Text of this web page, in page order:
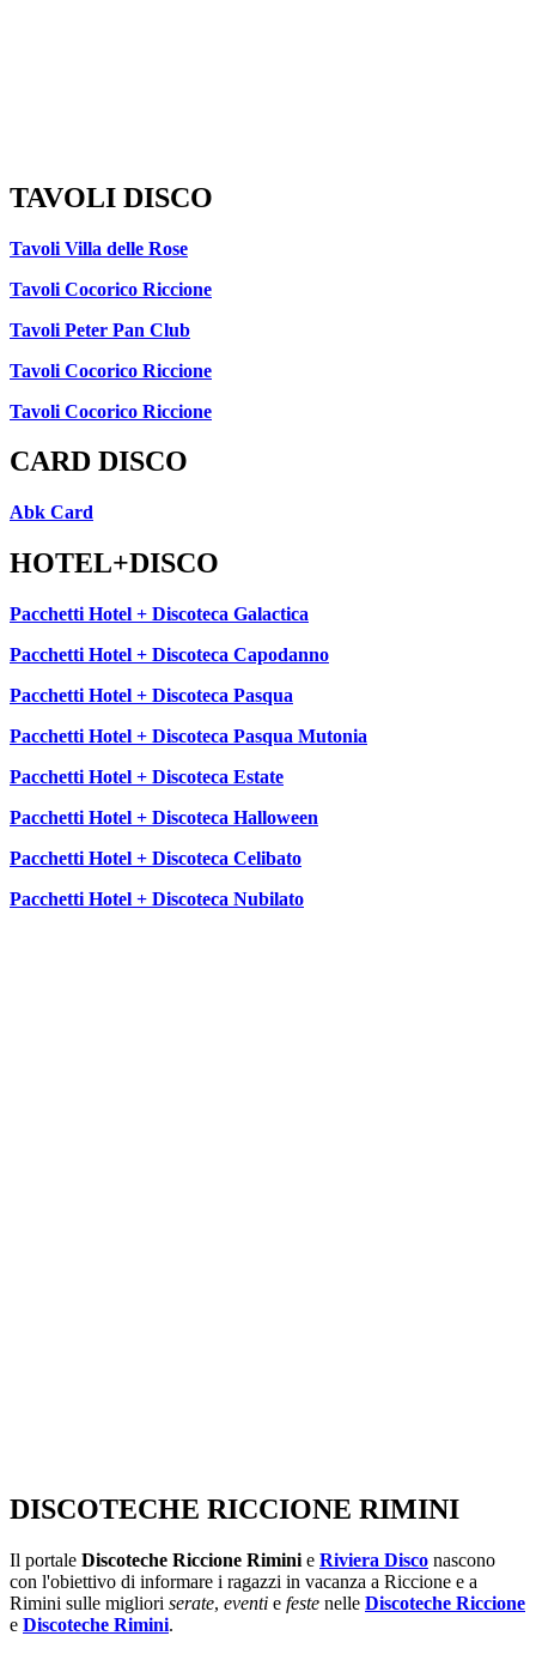
TAVOLI DISCO
Tavoli Villa delle Rose
Tavoli Cocorico Riccione
Tavoli Peter Pan Club
Tavoli Cocorico Riccione
Tavoli Cocorico Riccione
CARD DISCO
Abk Card
HOTEL+DISCO
Pacchetti Hotel + Discoteca Galactica
Pacchetti Hotel + Discoteca Capodanno
Pacchetti Hotel + Discoteca Pasqua
Pacchetti Hotel + Discoteca Pasqua Mutonia
Pacchetti Hotel + Discoteca Estate
Pacchetti Hotel + Discoteca Halloween
Pacchetti Hotel + Discoteca Celibato
Pacchetti Hotel + Discoteca Nubilato
DISCOTECHE RICCIONE RIMINI
Il portale Discoteche Riccione Rimini e Riviera Disco nascono
con l'obiettivo di informare i ragazzi in vacanza a Riccione e a
Rimini sulle migliori serate, eventi e feste nelle Discoteche Riccione
e Discoteche Rimini.